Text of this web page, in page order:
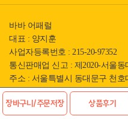
장바구니/주문저장 상품후기
바바 어패럴
대표 : 양지훈
사업자등록번호 : 215-20-97352
통신판매업 신고 : 제2020-서울동
주소 : 서울특별시 동대문구 천호
전화 : 010-4346-9611
팩스 : 02-2281-9611